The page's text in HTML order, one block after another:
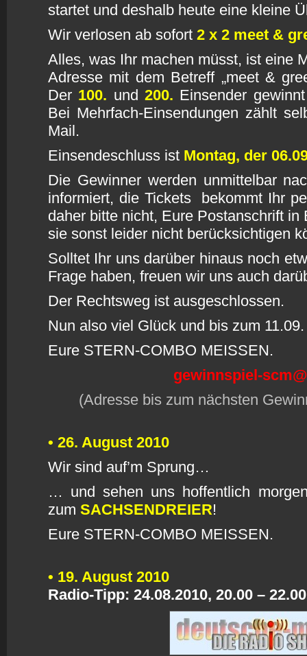
startet und deshalb heute eine kleine
Wir verlosen ab sofort 2 x 2 meet &
Alles, was Ihr machen müsst, ist eine
Adresse mit dem Betreff „meet &
Der 100. und 200. Einsender
Bei Mehrfach-Einsendungen zählt
Mail.
Einsendeschluss ist Montag, der
Die Gewinner werden unmittelbar
informiert, die Tickets bekommt Ihr
daher bitte nicht, Eure Postanschrift
sie sonst leider nicht berücksichtigen
Solltet Ihr uns darüber hinaus noch
Frage haben, freuen wir uns auch
Der Rechtsweg ist ausgeschlossen.
Nun also viel Glück und bis zum
Eure STERN-COMBO MEISSEN.
gewinnspiel-
(Adresse bis zum nächsten
• 26. August 2010
Wir sind auf’m Sprung…
… und sehen uns hoffentlich
zum SACHSENDREIER!
Eure STERN-COMBO MEISSEN.
• 19. August 2010
Radio-Tipp: 24.08.2010, 20.00 –